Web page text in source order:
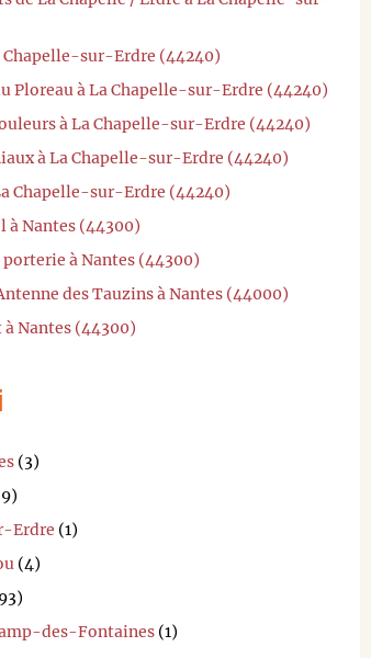
Chapelle-sur-Erdre (44240)
Ploreau à La Chapelle-sur-Erdre (44240)
à La Chapelle-sur-Erdre (44240)
à La Chapelle-sur-Erdre (44240)
Chapelle-sur-Erdre (44240)
à Nantes (44300)
à Nantes (44300)
des Tauzins à Nantes (44000)
Nantes (44300)
(3)
Erdre (1)
(4)
des-Fontaines (1)